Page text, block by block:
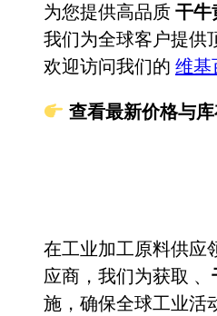
为您提供高品质 干牛
我们为全球客户提供
欢迎访问我们的 维基
查看最新价格与库
在工业加工原料供应
应商，我们为获取 、
施，确保全球工业活